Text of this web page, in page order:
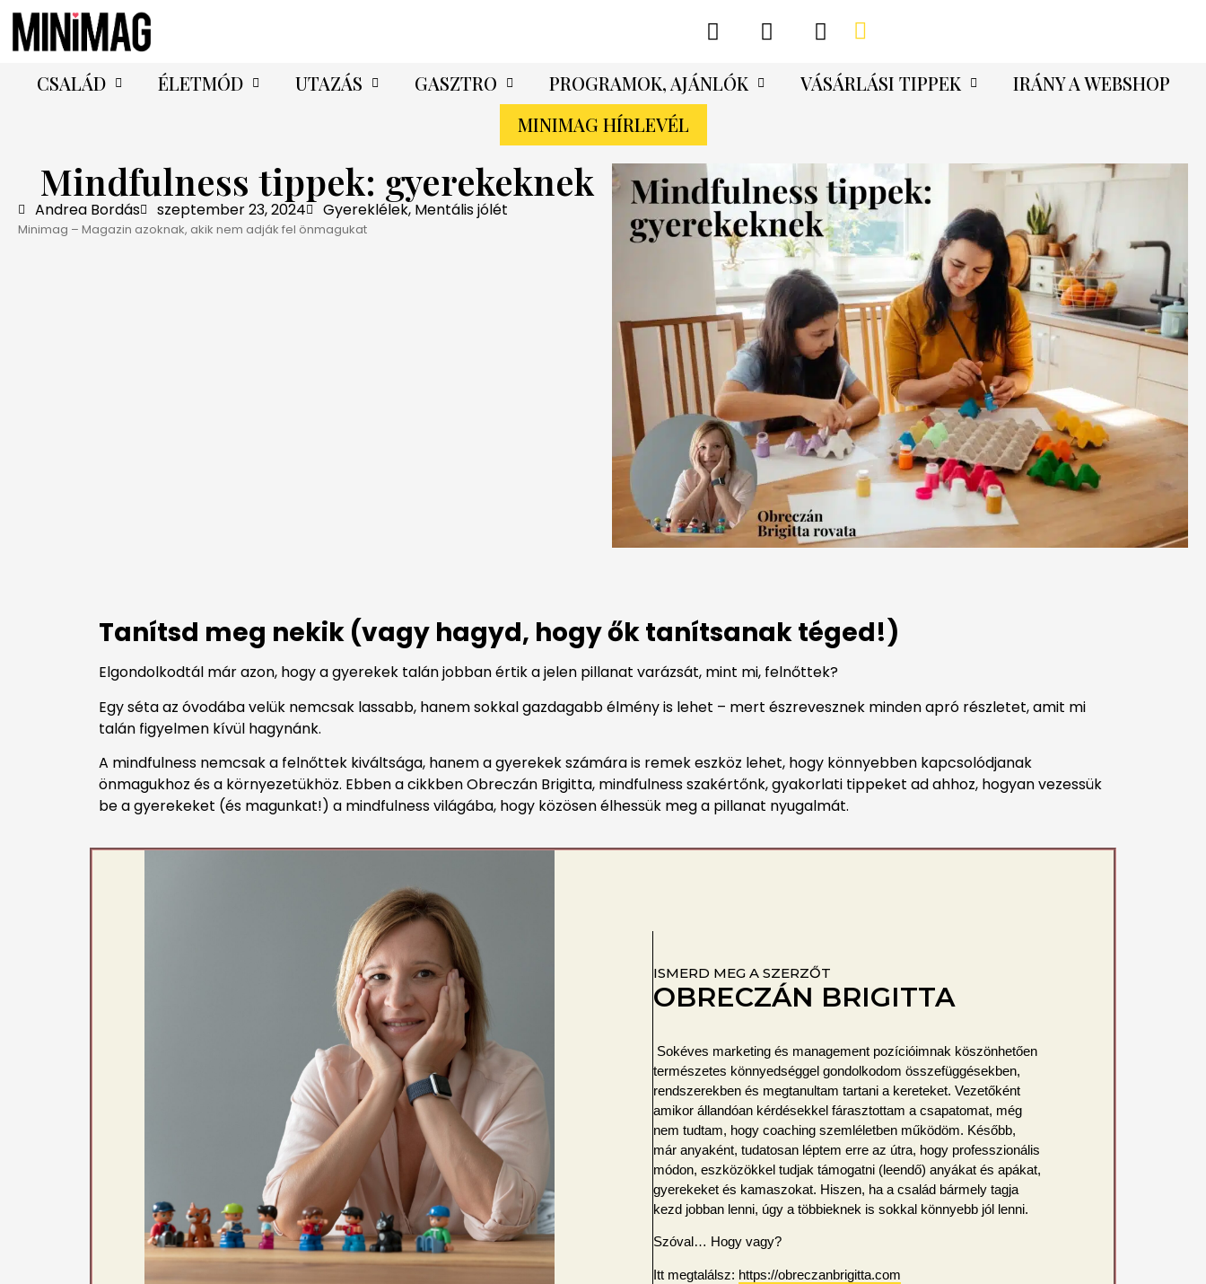
CSALÁD ÉLETMÓD UTAZÁS GASZTRO PROGRAMOK, AJÁNLÓK VÁSÁRLÁSI TIPPEK
IRÁNY A WEBSHOP
MINIMAG HÍRLEVÉL
Mindfulness tippek: gyerekeknek
Andrea Bordás szeptember 23, 2024 Gyereklélek, Mentális jólét
Minimag – Magazin azoknak, akik nem adják fel önmagukat
Tanítsd meg nekik (vagy hagyd, hogy ők tanítsanak téged!)
Elgondolkodtál már azon, hogy a gyerekek talán jobban értik a jelen pillanat varázsát, mint mi, felnőttek?
Egy séta az óvodába velük nemcsak lassabb, hanem sokkal gazdagabb élmény is lehet – mert észrevesznek minden apró részletet, amit mi
talán figyelmen kívül hagynánk.
A mindfulness nemcsak a felnőttek kiváltsága, hanem a gyerekek számára is remek eszköz lehet, hogy könnyebben kapcsolódjanak
önmagukhoz és a környezetükhöz. Ebben a cikkben Obreczán Brigitta, mindfulness szakértőnk, gyakorlati tippeket ad ahhoz, hogyan vezessük
be a gyerekeket (és magunkat!) a mindfulness világába, hogy közösen élhessük meg a pillanat nyugalmát.
ISMERD MEG A SZERZŐT
OBRECZÁN BRIGITTA
Sokéves marketing és management pozícióimnak köszönhetően
természetes könnyedséggel gondolkodom összefüggésekben,
rendszerekben és megtanultam tartani a kereteket. Vezetőként
amikor állandóan kérdésekkel fárasztottam a csapatomat, még
nem tudtam, hogy coaching szemléletben működöm. Később,
már anyaként, tudatosan léptem erre az útra, hogy professzionális
módon, eszközökkel tudjak támogatni (leendő) anyákat és apákat,
gyerekeket és kamaszokat. Hiszen, ha a család bármely tagja
kezd jobban lenni, úgy a többieknek is sokkal könnyebb jól lenni.
Szóval… Hogy vagy?
Itt megtalálsz: https://obreczanbrigitta.com